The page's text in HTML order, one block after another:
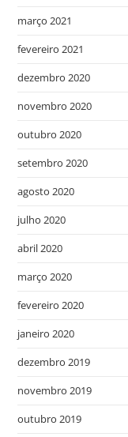
março 2021
fevereiro 2021
dezembro 2020
novembro 2020
outubro 2020
setembro 2020
agosto 2020
julho 2020
abril 2020
março 2020
fevereiro 2020
janeiro 2020
dezembro 2019
novembro 2019
outubro 2019